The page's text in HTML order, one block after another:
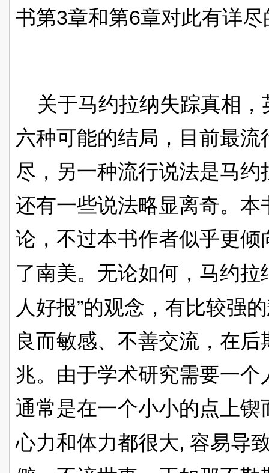
书第3章和第6章对此有详
关于马约拉纳失踪真相，
六种可能的结局，目前最
尽，另一种流行说法是马
还有一些说法略显离奇。
论，不过本书作者似乎更
了南美。无论如何，马约
人好报”的观念，有比较强
良而敏感、不善交流，在
兆。由于学术研究需要一
通常是在一个小小的点上
心力和体力都很大, 容易导